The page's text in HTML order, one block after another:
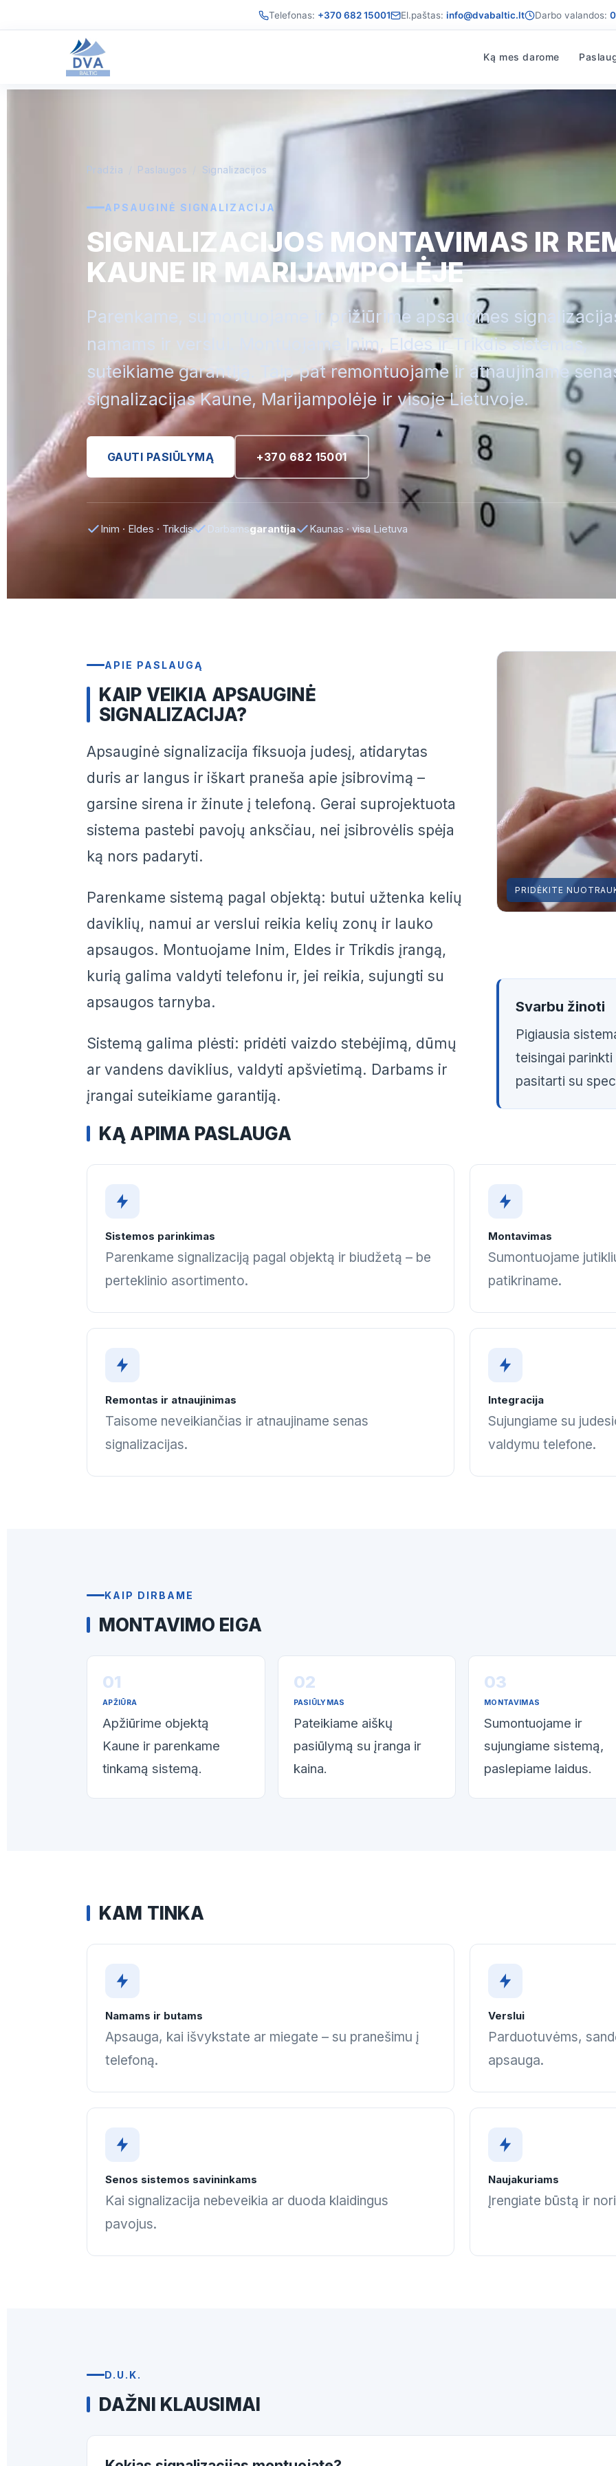
Telefonas: +370 682 15001 El.paštas: info@dvabaltic.lt Darbo valandos:
Ką mes darome
Pradžia Paslaugos Signalizacijos
APSAUGINĖ SIGNALIZACIJA
SIGNALIZACIJOS MONTAVIMAS IR
KAUNE IR MARIJAMPOLĖJE
Parenkame, sumontuojame ir prižiūrime apsaugines
namams ir verslui. Montuojame Inim, Eldes ir Trikdis sistemas,
suteikiame garantiją. Taip pat remontuojame ir atnaujiname
signalizacijas Kaune, Marijampolėje ir visoje Lietuvoje.
GAUTI PASIŪLYMĄ +370 682 15001
Inim · Eldes · Trikdis Darbamsgarantija Kaunas · visa Lietuva
APIE PASLAUGĄ
KAIP VEIKIA APSAUGINĖ
SIGNALIZACIJA?
Apsauginė signalizacija fiksuoja judesį, atidarytas
duris ar langus ir iškart praneša apie įsibrovimą –
garsine sirena ir žinute į telefoną. Gerai suprojektuota
sistema pastebi pavojų anksčiau, nei įsibrovėlis spėja
ką nors padaryti.
Parenkame sistemą pagal objektą: butui užtenka kelių
daviklių, namui ar verslui reikia kelių zonų ir lauko
apsaugos. Montuojame Inim, Eldes ir Trikdis įrangą,
kurią galima valdyti telefonu ir, jei reikia, sujungti su
apsaugos tarnyba.
Sistemą galima plėsti: pridėti vaizdo stebėjimą, dūmų
ar vandens daviklius, valdyti apšvietimą. Darbams ir
įrangai suteikiame garantiją.
PRIDĖKITE
Svarbu žinoti
Pigiausia
teisingai
pasitarti su
KĄ APIMA PASLAUGA
Sistemos parinkimas
Parenkame signalizaciją pagal objektą ir biudžetą – be
perteklinio asortimento.
Montavimas
Sumontuojame
patikriname.
Remontas ir atnaujinimas
Taisome neveikiančias ir atnaujiname senas
signalizacijas.
Integracija
Sujungiame su
valdymu telefone.
KAIP DIRBAME
MONTAVIMO EIGA
APŽIŪRA
Apžiūrime objektą
Kaune ir parenkame
tinkamą sistemą.
PASIŪLYMAS
Pateikiame aiškų
pasiūlymą su įranga ir
kaina.
MONTAVIMAS
Sumontuojame ir
sujungiame sistemą,
paslepiame laidus.
KAM TINKA
Namams ir butams
Apsauga, kai išvykstate ar miegate – su pranešimu į
telefoną.
Verslui
Parduotuvėms,
apsauga.
Senos sistemos savininkams
Kai signalizacija nebeveikia ar duoda klaidingus
pavojus.
Naujakuriams
Įrengiate būstą ir
D.U.K.
DAŽNI KLAUSIMAI